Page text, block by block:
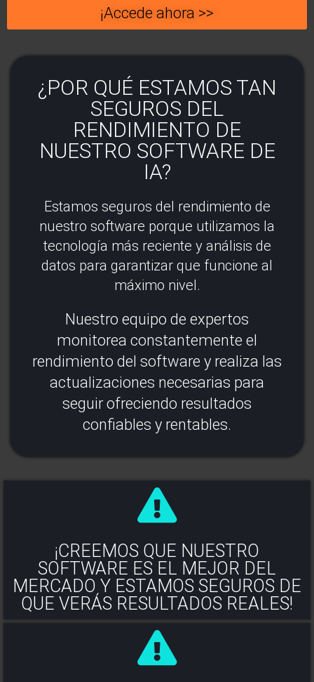
¡Accede ahora >>
¿POR QUÉ ESTAMOS TAN
SEGUROS DEL
RENDIMIENTO DE
NUESTRO SOFTWARE DE
IA?
Estamos seguros del rendimiento de
nuestro software porque utilizamos la
tecnología más reciente y análisis de
datos para garantizar que funcione al
máximo nivel.
Nuestro equipo de expertos
monitorea constantemente el
rendimiento del software y realiza las
actualizaciones necesarias para
seguir ofreciendo resultados
confiables y rentables.
¡CREEMOS QUE NUESTRO
SOFTWARE ES EL MEJOR DEL
MERCADO Y ESTAMOS SEGUROS DE
QUE VERÁS RESULTADOS REALES!